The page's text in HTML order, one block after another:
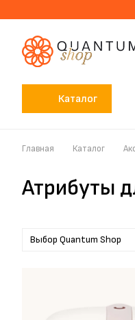
Каталог
Главная Каталог
Атрибуты
Выбор Quantum Shop